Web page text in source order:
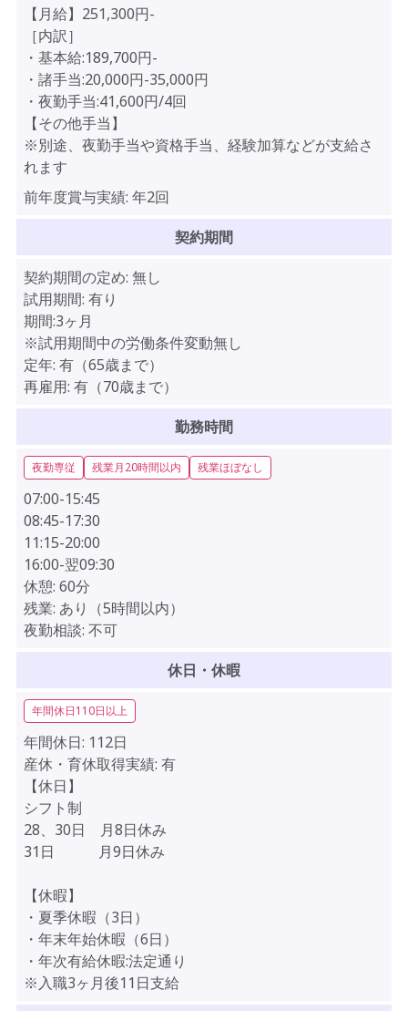
【月給】251,300円-
［内訳］
・基本給:189,700円-
・諸手当:20,000円-35,000円
・夜勤手当:41,600円/4回
【その他手当】
※別途、夜勤手当や資格手当、経験加算などが支給さ
れます
前年度賞与実績: 年2回
契約期間
契約期間の定め: 無し
試用期間: 有り
期間:3ヶ月
※試用期間中の労働条件変動無し
定年: 有（65歳まで）
再雇用: 有（70歳まで）
勤務時間
夜勤専従 残業月20時間以内 残業ほぼなし
07:00-15:45
08:45-17:30
11:15-20:00
16:00-翌09:30
休憩: 60分
残業: あり（5時間以内）
夜勤相談: 不可
休日・休暇
年間休日110日以上
年間休日: 112日
産休・育休取得実績: 有
【休日】
シフト制
28、30日 月8日休み
31日 月9日休み
【休暇】
・夏季休暇（3日）
・年末年始休暇（6日）
・年次有給休暇:法定通り
※入職3ヶ月後11日支給